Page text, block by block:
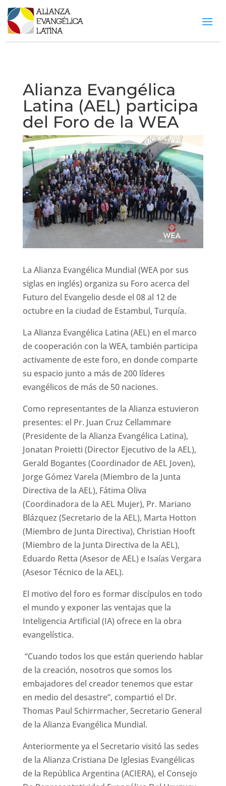
Alianza Evangélica
Latina (AEL) participa
del Foro de la WEA
La Alianza Evangélica Mundial (WEA por sus
siglas en inglés) organiza su Foro acerca del
Futuro del Evangelio desde el 08 al 12 de
octubre en la ciudad de Estambul, Turquía.
La Alianza Evangélica Latina (AEL) en el marco
de cooperación con la WEA, también participa
activamente de este foro, en donde comparte
su espacio junto a más de 200 líderes
evangélicos de más de 50 naciones.
Como representantes de la Alianza estuvieron
presentes: el Pr. Juan Cruz Cellammare
(Presidente de la Alianza Evangélica Latina),
Jonatan Proietti (Director Ejecutivo de la AEL),
Gerald Bogantes (Coordinador de AEL Joven),
Jorge Gómez Varela (Miembro de la Junta
Directiva de la AEL), Fátima Oliva
(Coordinadora de la AEL Mujer), Pr. Mariano
Blázquez (Secretario de la AEL), Marta Hotton
(Miembro de Junta Directiva), Christian Hooft
(Miembro de la Junta Directiva de la AEL),
Eduardo Retta (Asesor de AEL) e Isaías Vergara
(Asesor Técnico de la AEL).
El motivo del foro es formar discípulos en todo
el mundo y exponer las ventajas que la
Inteligencia Artificial (IA) ofrece en la obra
evangelística.
“Cuando todos los que están queriendo hablar
de la creación, nosotros que somos los
embajadores del creador tenemos que estar
en medio del desastre”, compartió el Dr.
Thomas Paul Schirrmacher, Secretario General
de la Alianza Evangélica Mundial.
Anteriormente ya el Secretario visitó las sedes
de la Alianza Cristiana De Iglesias Evangélicas
de la República Argentina (ACIERA), el Consejo